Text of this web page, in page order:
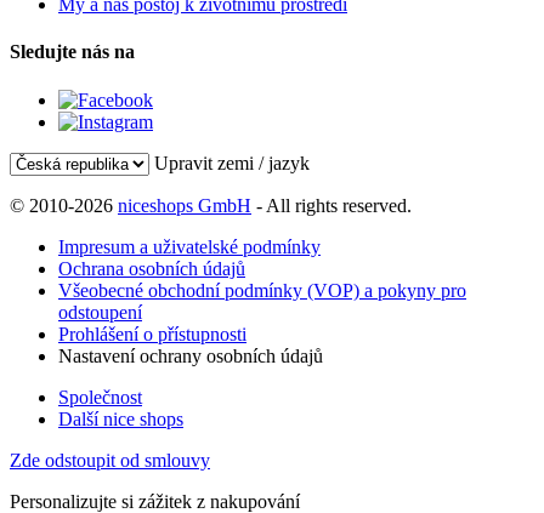
My a náš postoj k životnímu prostředí
Sledujte nás na
Upravit zemi / jazyk
© 2010-2026 niceshops GmbH - All rights reserved.
Impresum a uživatelské podmínky
Ochrana osobních údajů
Všeobecné obchodní podmínky (VOP) a pokyny pro
odstoupení
Prohlášení o přístupnosti
Nastavení ochrany osobních údajů
Společnost
Další nice shops
Zde odstoupit od smlouvy
Personalizujte si zážitek z nakupování